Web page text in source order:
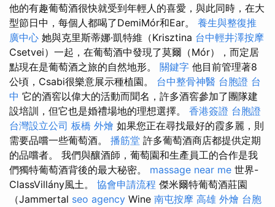
他的有趣葡萄酒很快就受到年輕人的喜愛，與此同時，在大
型節日中，每個人都喝了DemiMór和Ear。 養生與整復推
廣中心 她與克里斯蒂娜·凱特維（Krisztina 台中輕井澤按摩
Csetvei）一起，在葡萄酒中發現了莫爾（Mór），而定居
點現在是葡萄酒之旅的自然地形。 關鍵字 他目前管理著8
公頃，Csabi很樂意展示種植園。 台中整骨神醫 台胞證 台
中 它的酒窖以偉大的活動而聞名，許多酒窖參加了團隊建
設培訓，但它也是婚禮場地的理想選擇。 香港簽證 台胞證
台灣設立公司 板橋 外燴 如果您正在尋找最好的霞多麗，則
需要品嚐一些葡萄酒。 播筋堂 許多葡萄酒商店都提供定期
的品嚐者。 我們與釀酒師，葡萄園和生產員工的合作是我
們獨特葡萄酒背後的最大秘密。 massage near me 世界-
ClassVillány風土。 協會申請流程 傑米爾特葡萄酒莊園
（Jammertal seo agency Wine 南屯按摩 高雄 外燴 台胞